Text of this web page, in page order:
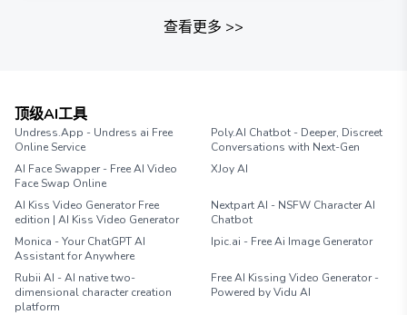
查看更多 >>
顶级AI工具
Undress.App - Undress ai Free
Online Service
Poly.AI Chatbot - Deeper, Discreet
Conversations with Next-Gen
AI Face Swapper - Free AI Video
Face Swap Online
XJoy AI
AI Kiss Video Generator Free
edition | AI Kiss Video Generator
Nextpart AI - NSFW Character AI
Chatbot
Monica - Your ChatGPT AI
Assistant for Anywhere
Ipic.ai - Free Ai Image Generator
Rubii AI - AI native two-
dimensional character creation
platform
Free AI Kissing Video Generator -
Powered by Vidu AI